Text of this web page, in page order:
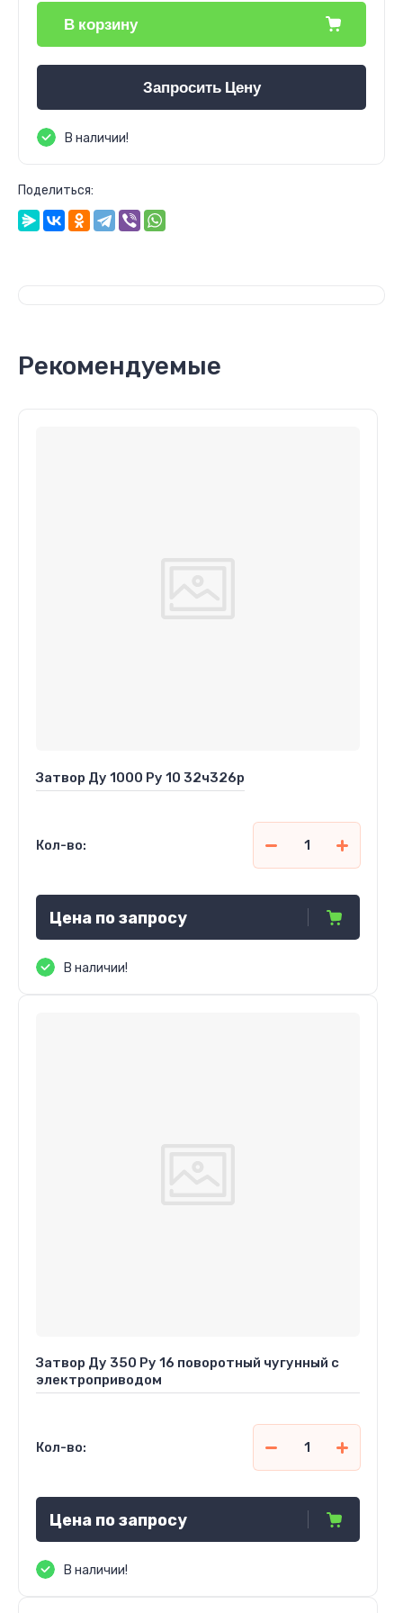
В корзину
Запросить Цену
В наличии!
Поделиться:
Рекомендуемые
Затвор Ду 1000 Ру 10 32ч326р
Кол-во:
Цена по запросу
В наличии!
Затвор Ду 350 Ру 16 поворотный чугунный с
электроприводом
Кол-во:
Цена по запросу
В наличии!